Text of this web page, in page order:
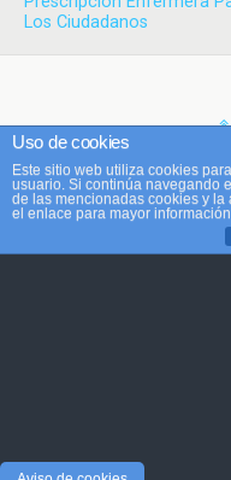
Los Ciudadanos
Móvil
Uso de cookies
Este sitio web utiliza cookies
usuario. Si continúa navegando
de las mencionadas cookies y la
el enlace para mayor